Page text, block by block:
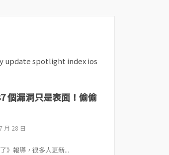
個漏洞只是表面！偷偷
月 28 日
》報導，很多人更新...